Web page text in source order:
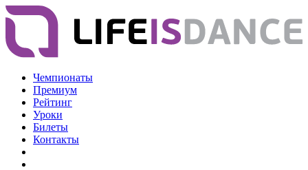
Чемпионаты
Премиум
Рейтинг
Уроки
Билеты
Контакты